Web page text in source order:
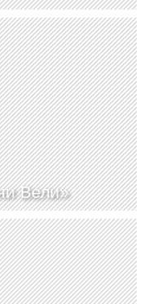
Вели»